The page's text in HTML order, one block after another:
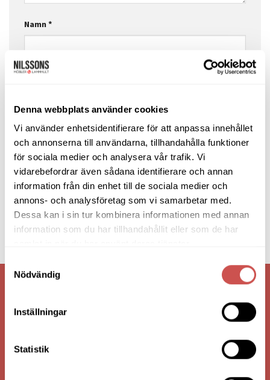
Denna webbplats använder cookies
Vi använder enhetsidentifierare för att anpassa innehållet
och annonserna till användarna, tillhandahålla funktioner
för sociala medier och analysera vår trafik. Vi
vidarebefordrar även sådana identifierare och annan
information från din enhet till de sociala medier och
annons- och analysföretag som vi samarbetar med.
Dessa kan i sin tur kombinera informationen med annan
information som du har tillhandahållit eller som de har
Samtyckesval
Nödvändig
Inställningar
Statistik
Namn*
Webbplats